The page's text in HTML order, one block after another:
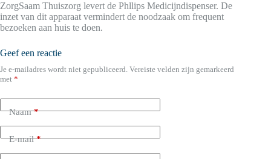
ZorgSaam Thuiszorg levert de Phllips Medicijndispenser. De
inzet van dit apparaat vermindert de noodzaak om frequent
bezoeken aan huis te doen.
Geef een reactie
Je e-mailadres wordt niet gepubliceerd. Vereiste velden zijn gemarkeerd
met *
Naam*
E-mail*